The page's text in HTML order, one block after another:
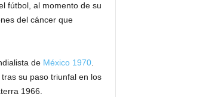
fútbol, al momento de su
del cáncer que
de México 1970.
su paso triunfal en los
1966.